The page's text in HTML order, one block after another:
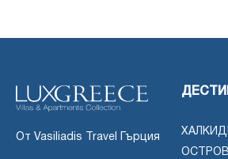
От Vasiliadis Travel Гърция